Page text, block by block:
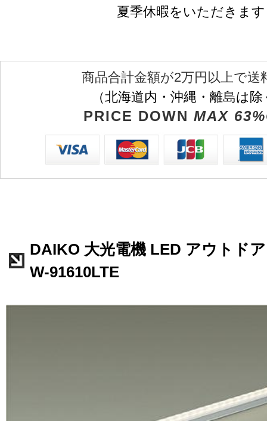
夏季休暇をいただきます
商品合計金額が2万円以上で送
（北海道内・沖縄・離島は
PRICE DOWN MAX
DAIKO 大光電機 LED アウトド
W-91610LTE